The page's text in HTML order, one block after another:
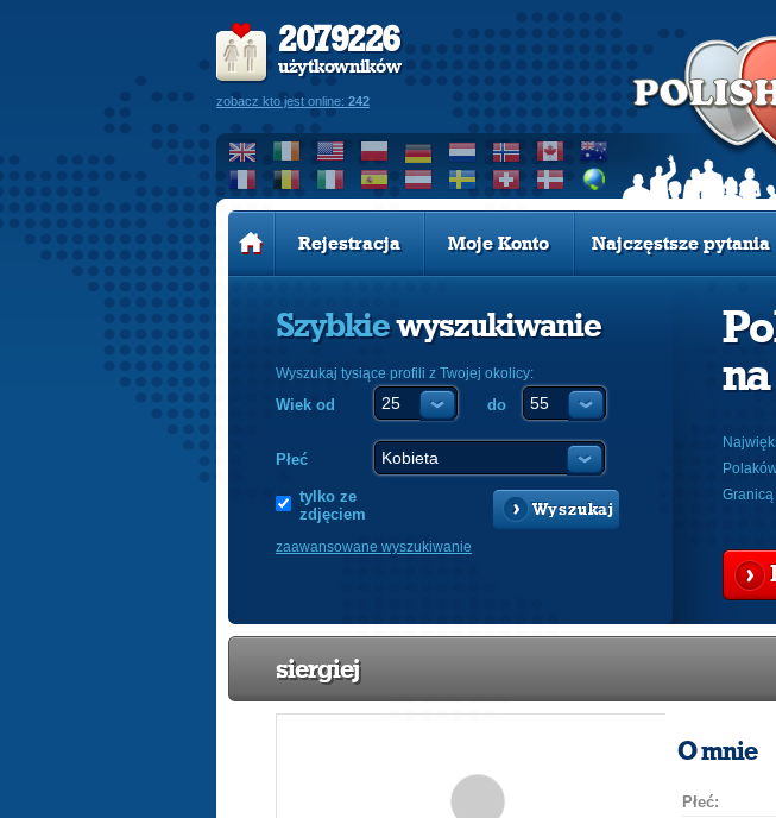
2079226
użytkowników
zobacz kto jest online: 242
Rejestracja Moje Konto Najczęstsze pytania
Szybkiewyszukiwanie
Wyszukaj tysiące profili z Twojej okolicy:
Wiek od do
Płeć
tylko ze
zdjęciem
Wyszukaj
zaawansowane wyszukiwanie
siergiej
O mnie
Płeć: